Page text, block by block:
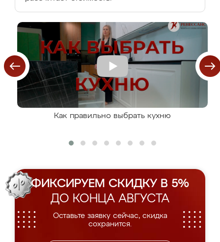
Как правильно выбрать кухню
ФИКСИРУЕМ СКИДКУ В 5%
ДО КОНЦА АВГУСТА
Оставьте заявку сейчас, скидка
сохранится.